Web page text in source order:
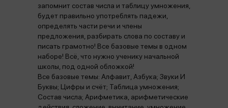
запомнит состав числа и таблицу умножения,
будет правильно употреблять падежи,
определять части речи и члены
предложения, разбирать слова по составу и
писать грамотно! Все базовые темы в одном
наборе! Всё, что нужно ученику начальной
школы, под одной обложкой!
Все базовые темы: Алфавит, Азбука; Звуки И
Буквы; Цифры и счёт; Таблица умножения;
Состав числа; Арифметика, арифметические